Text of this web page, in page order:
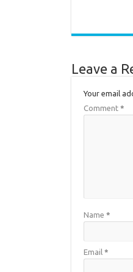
Leave a
Your email
Comment *
Name *
Email *